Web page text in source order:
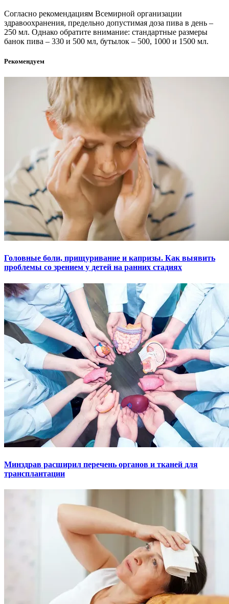
Согласно рекомендациям Всемирной организации
здравоохранения, предельно допустимая доза пива в день –
250 мл. Однако обратите внимание: стандартные размеры
банок пива – 330 и 500 мл, бутылок – 500, 1000 и 1500 мл.
Рекомендуем
Головные боли, прищуривание и капризы. Как выявить
проблемы со зрением у детей на ранних стадиях
Минздрав расширил перечень органов и тканей для
трансплантации